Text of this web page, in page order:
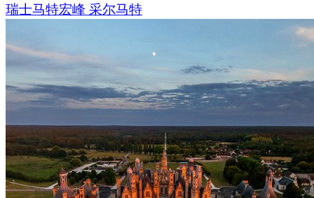
日本的长谷川翔介绍了他自己设计的溜冰鞋：在使用溜冰鞋时
受滑冰的乐趣，同时该溜冰鞋还可以产生能量。 巴西艺术家亚
斯塔西组织了有关冰川巨大表面的视频投影，英国音乐家沙玛
举办了首场锡塔琴音乐会。
瑞士马特宏峰 采尔马特